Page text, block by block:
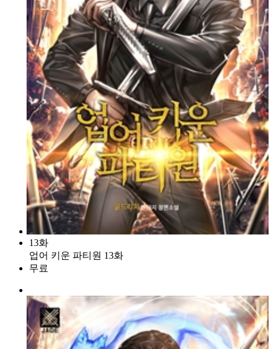
13화
업어 키운 파티원 13화
무료